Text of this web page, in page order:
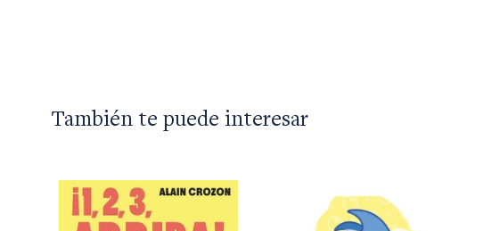
También te puede interesar